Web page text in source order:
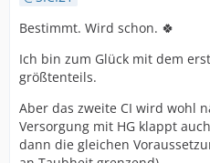
Bestimmt. Wird schon. 🍀
Ich bin zum Glück mit dem
größtenteils.
Aber das zweite CI wird wohl
Versorgung mit HG klappt
dann die gleichen